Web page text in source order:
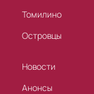
Томилино
Островцы
Новости
Анонсы